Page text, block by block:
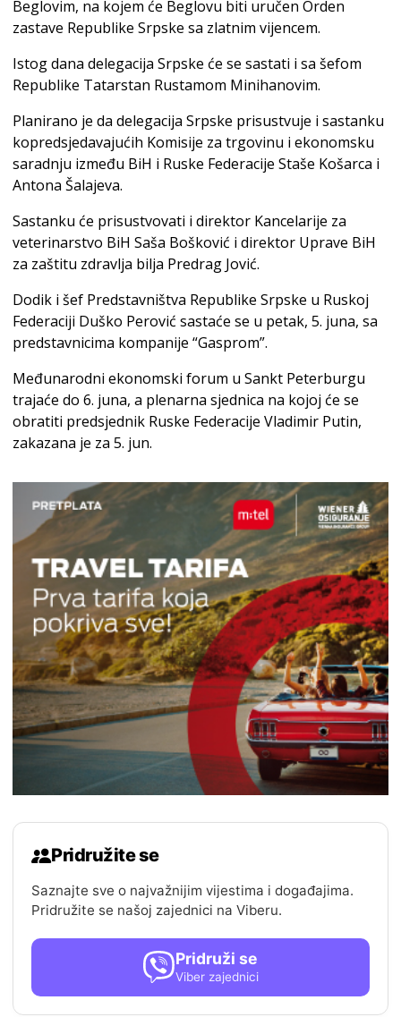
Beglovim, na kojem će Beglovu biti uručen Orden
zastave Republike Srpske sa zlatnim vijencem.
Istog dana delegacija Srpske će se sastati i sa šefom
Republike Tatarstan Rustamom Minihanovim.
Planirano je da delegacija Srpske prisustvuje i sastanku
kopredsjedavajućih Komisije za trgovinu i ekonomsku
saradnju između BiH i Ruske Federacije Staše Košarca i
Antona Šalajeva.
Sastanku će prisustvovati i direktor Kancelarije za
veterinarstvo BiH Saša Bošković i direktor Uprave BiH
za zaštitu zdravlja bilja Predrag Jović.
Dodik i šef Predstavništva Republike Srpske u Ruskoj
Federaciji Duško Perović sastaće se u petak, 5. juna, sa
predstavnicima kompanije “Gasprom”.
Međunarodni ekonomski forum u Sankt Peterburgu
trajaće do 6. juna, a plenarna sjednica na kojoj će se
obratiti predsjednik Ruske Federacije Vladimir Putin,
zakazana je za 5. jun.
Pridružite se
Saznajte sve o najvažnijim vijestima i događajima.
Pridružite se našoj zajednici na Viberu.
Pridruži se
Viber zajednici